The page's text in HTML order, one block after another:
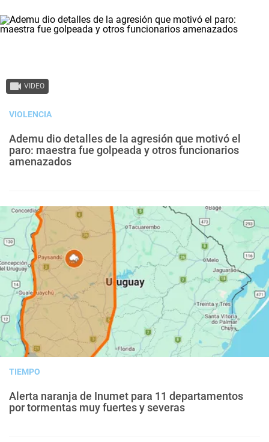
VIDEO
VIOLENCIA
Ademu dio detalles de la agresión que motivó el
paro: maestra fue golpeada y otros funcionarios
amenazados
TIEMPO
Alerta naranja de Inumet para 11 departamentos
por tormentas muy fuertes y severas